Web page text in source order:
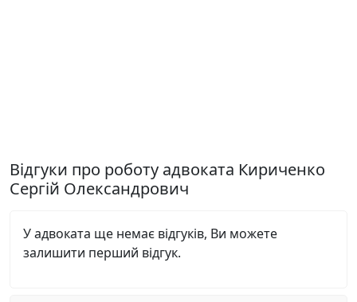
Відгуки про роботу адвоката Кириченко
Сергій Олександрович
У адвоката ще немає відгуків, Ви можете
залишити перший відгук.